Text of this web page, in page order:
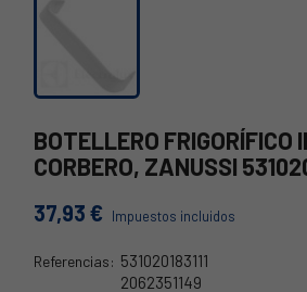
BOTELLERO FRIGORÍFICO
CORBERO, ZANUSSI
37,93 € Impuestos incluidos
Referencias: 531020183111
2062351149